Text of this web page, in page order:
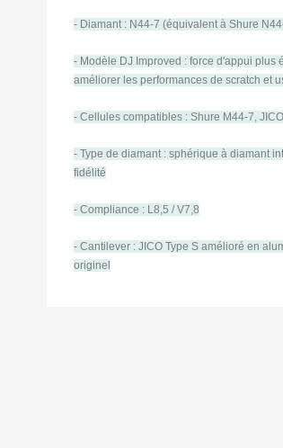
- Diamant : N44-7 (équivalent à Shure
- Modèle DJ Improved : force d'appui
améliorer les performances de scratch et
- Cellules compatibles : Shure M44-7,
- Type de diamant : sphérique à diamant
fidélité
- Compliance : L8,5 / V7,8
- Cantilever : JICO Type S amélioré en
originel